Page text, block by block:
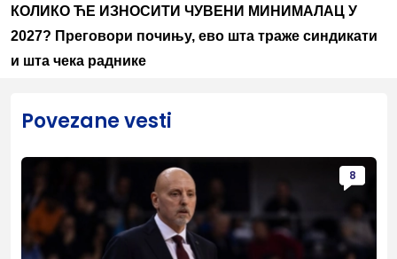
КОЛИКО ЋЕ ИЗНОСИТИ ЧУВЕНИ МИНИМАЛАЦ У
2027? Преговори почињу, ево шта траже синдикати
и шта чека раднике
Povezane vesti
8